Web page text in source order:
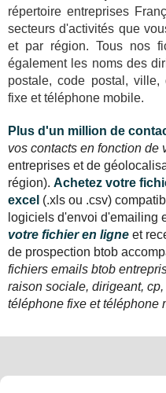
répertoire entreprises
secteurs d'activités que
et par région. Tous nos
également les noms des
postale, code postal, ville,
fixe et téléphone mobile.
Plus d'un million de
vos contacts en fonction de
entreprises et de
région). Achetez votre
excel (.xls ou .csv)
logiciels d'envoi d'emailing
votre fichier en ligne et
de prospection btob
fichiers emails btob
raison sociale, dirigeant,
téléphone fixe et téléphone